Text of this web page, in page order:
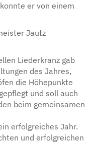
er von einem
Jautz
Liederkranz gab
des Jahres,
die Höhepunkte
und soll auch
beim gemeinsamen
erfolgreiches Jahr.
und erfolgreichen